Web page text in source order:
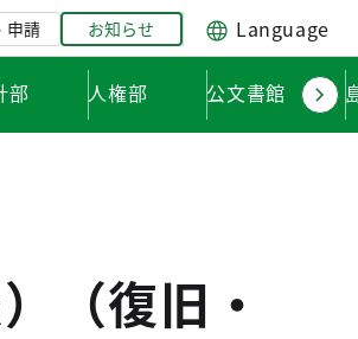
申請 お知らせ Language
部 人権部 公文書館
（復旧・